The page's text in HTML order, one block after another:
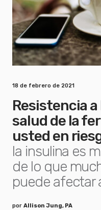
18 de febrero de 2021
Resistencia a
salud de la
usted en
la insulina es
de lo que
puede afectar
por Allison Jung, PA